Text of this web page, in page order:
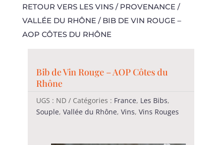
RETOUR VERS LES VINS/ PROVENANCE /
VALLÉE DU RHÔNE / BIB DE VIN ROUGE –
AOP CÔTES DU RHÔNE
Bib de Vin Rouge – AOP Côtes du
Rhône
UGS : ND Catégories : France, Les Bibs,
Souple, Vallée du Rhône, Vins, Vins Rouges